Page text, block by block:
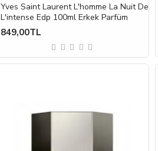
Yves Saint Laurent L'homme La Nuit De
L'intense Edp 100ml Erkek Parfüm
849,00TL